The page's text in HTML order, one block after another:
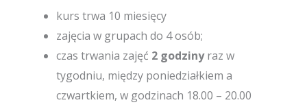
kurs trwa 10 miesięcy
zajęcia w grupach do 4 osób;
czas trwania zajęć 2 godzinyraz w
tygodniu, między poniedziałkiem a
czwartkiem, w godzinach 18.00 – 20.00